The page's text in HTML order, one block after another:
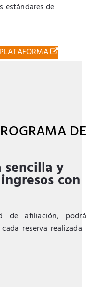
estándares de
DE
sencilla y
con
de afiliación,
reserva realizada